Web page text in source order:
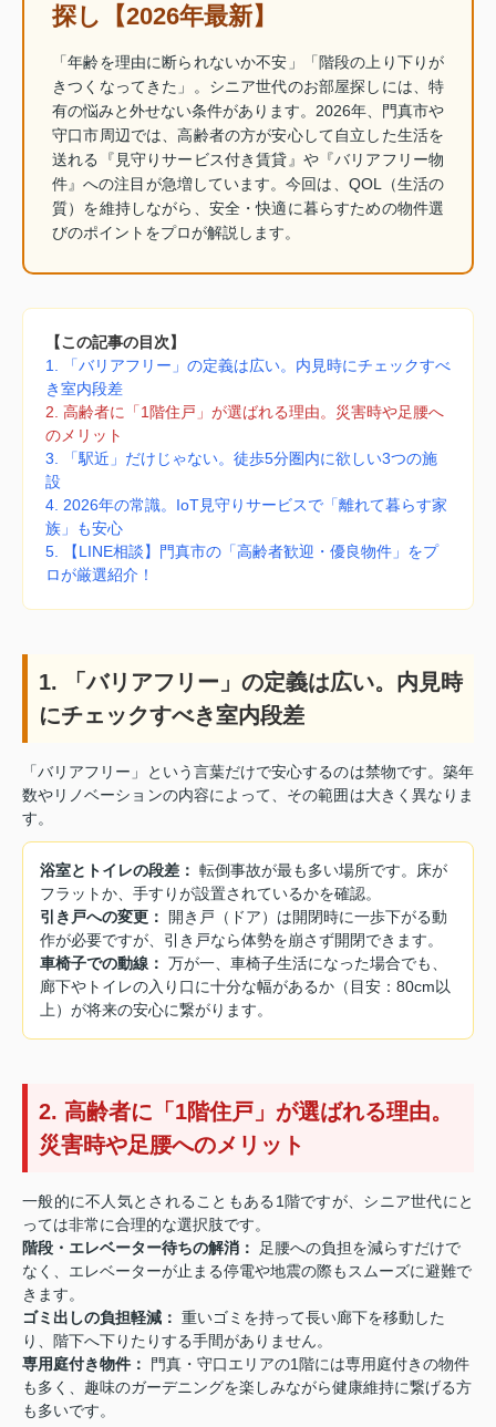
探し【2026年最新】
「年齢を理由に断られないか不安」「階段の上り下りが
きつくなってきた」。シニア世代のお部屋探しには、特
有の悩みと外せない条件があります。2026年、門真市や
守口市周辺では、高齢者の方が安心して自立した生活を
送れる『見守りサービス付き賃貸』や『バリアフリー物
件』への注目が急増しています。今回は、QOL（生活の
質）を維持しながら、安全・快適に暮らすための物件選
びのポイントをプロが解説します。
【この記事の目次】
1. 「バリアフリー」の定義は広い。内見時にチェックすべ
き室内段差
2. 高齢者に「1階住戸」が選ばれる理由。災害時や足腰へ
のメリット
3. 「駅近」だけじゃない。徒歩5分圏内に欲しい3つの施
設
4. 2026年の常識。IoT見守りサービスで「離れて暮らす家
族」も安心
5. 【LINE相談】門真市の「高齢者歓迎・優良物件」をプ
ロが厳選紹介！
1. 「バリアフリー」の定義は広い。内見時
にチェックすべき室内段差
「バリアフリー」という言葉だけで安心するのは禁物です。築年
数やリノベーションの内容によって、その範囲は大きく異なりま
す。
浴室とトイレの段差： 転倒事故が最も多い場所です。床が
フラットか、手すりが設置されているかを確認。
引き戸への変更：
開き戸（ドア）は開閉時に一歩下がる動
作が必要ですが、引き戸なら体勢を崩さず開閉できます。
車椅子での動線： 万が一、車椅子生活になった場合でも、
廊下やトイレの入り口に十分な幅があるか（目安：80cm以
上）が将来の安心に繋がります。
2. 高齢者に「1階住戸」が選ばれる理由。
災害時や足腰へのメリット
一般的に不人気とされることもある1階ですが、シニア世代にと
っては非常に合理的な選択肢です。
階段・エレベーター待ちの解消：
足腰への負担を減らすだけで
なく、エレベーターが止まる停電や地震の際もスムーズに避難で
きます。
ゴミ出しの負担軽減： 重いゴミを持って長い廊下を移動した
り、階下へ下りたりする手間がありません。
専用庭付き物件：
門真・守口エリアの1階には専用庭付きの物件
も多く、趣味のガーデニングを楽しみながら健康維持に繋げる方
も多いです。